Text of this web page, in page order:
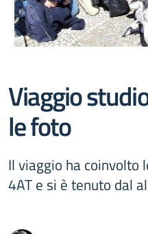
Viaggio
le foto
Il viaggio ha coinvolto
4AT e si è tenuto dal